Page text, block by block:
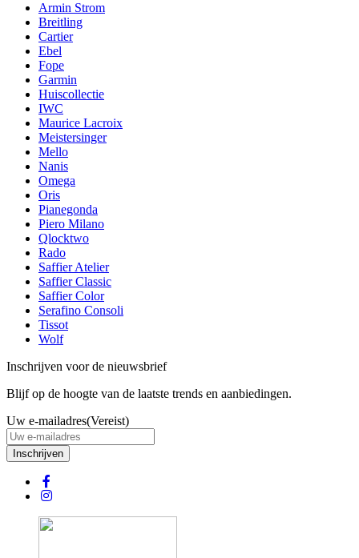
Armin Strom
Breitling
Cartier
Ebel
Fope
Garmin
Huiscollectie
IWC
Maurice Lacroix
Meistersinger
Mello
Nanis
Omega
Oris
Pianegonda
Piero Milano
Qlocktwo
Rado
Saffier Atelier
Saffier Classic
Saffier Color
Serafino Consoli
Tissot
Wolf
Inschrijven voor de nieuwsbrief
Blijf op de hoogte van de laatste trends en aanbiedingen.
Uw e-mailadres(Vereist)